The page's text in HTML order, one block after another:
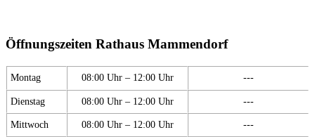
Öffnungszeiten Rathaus Mammendorf
Montag 08:00 Uhr – 12:00 Uhr ---
Dienstag 08:00 Uhr – 12:00 Uhr ---
Mittwoch 08:00 Uhr – 12:00 Uhr ---